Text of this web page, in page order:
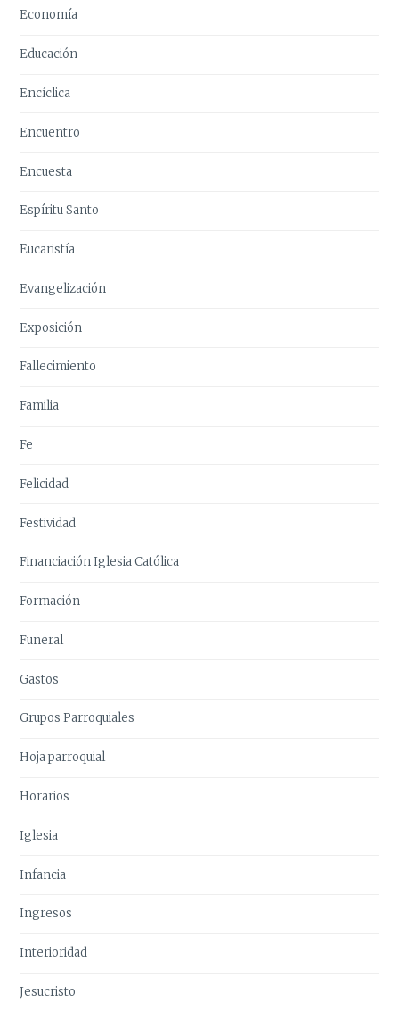
Economía
Educación
Encíclica
Encuentro
Encuesta
Espíritu Santo
Eucaristía
Evangelización
Exposición
Fallecimiento
Familia
Fe
Felicidad
Festividad
Financiación Iglesia Católica
Formación
Funeral
Gastos
Grupos Parroquiales
Hoja parroquial
Horarios
Iglesia
Infancia
Ingresos
Interioridad
Jesucristo